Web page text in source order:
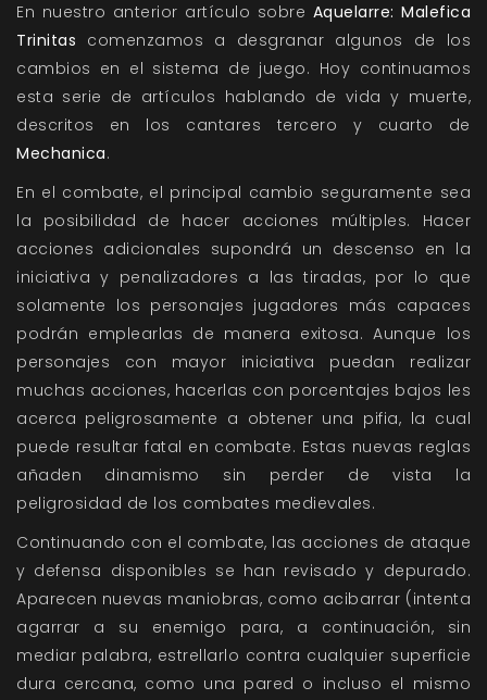
En nuestro anterior artículo sobre Aquelarre: Malefica
Trinitas comenzamos a desgranar algunos de los
cambios en el sistema de juego. Hoy continuamos
esta serie de artículos hablando de vida y muerte,
descritos en los cantares tercero y cuarto de
Mechanica.
En el combate, el principal cambio seguramente sea
la posibilidad de hacer acciones múltiples. Hacer
acciones adicionales supondrá un descenso en la
iniciativa y penalizadores a las tiradas, por lo que
solamente los personajes jugadores más capaces
podrán emplearlas de manera exitosa. Aunque los
personajes con mayor iniciativa puedan realizar
muchas acciones, hacerlas con porcentajes bajos les
acerca peligrosamente a obtener una pifia, la cual
puede resultar fatal en combate. Estas nuevas reglas
añaden dinamismo sin perder de vista la
peligrosidad de los combates medievales.
Continuando con el combate, las acciones de ataque
y defensa disponibles se han revisado y depurado.
Aparecen nuevas maniobras, como acibarrar (intenta
agarrar a su enemigo para, a continuación, sin
mediar palabra, estrellarlo contra cualquier superficie
dura cercana, como una pared o incluso el mismo